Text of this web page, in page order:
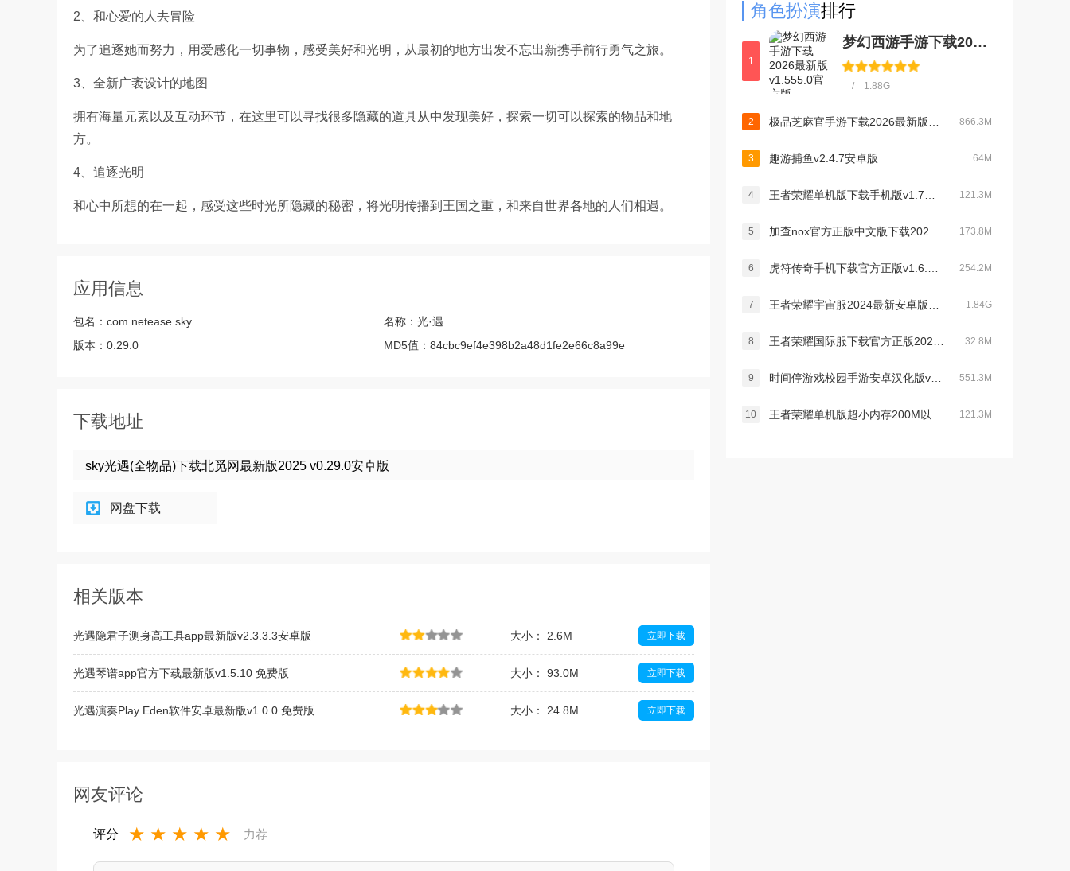
2、和心爱的人去冒险
为了追逐她而努力，用爱感化一切事物，感受美好和光明，从最初的地方出发不忘出新携手前行勇气之旅。
3、全新广袤设计的地图
拥有海量元素以及互动环节，在这里可以寻找很多隐藏的道具从中发现美好，探索一切可以探索的物品和地
方。
4、追逐光明
和心中所想的在一起，感受这些时光所隐藏的秘密，将光明传播到王国之重，和来自世界各地的人们相遇。
应用信息
包名： com.netease.sky 名称： 光·遇
版本： 0.29.0 MD5值： 84cbc9ef4e398b2a48d1fe2e66c8a99e
下载地址
sky光遇(全物品)下载北觅网最新版2025 v0.29.0安卓版
网盘下载
相关版本
光遇隐君子测身高工具app最新版v2.3.3.3安卓版 大小： 2.6M 立即下载
光遇琴谱app官方下载最新版v1.5.10 免费版 大小： 93.0M 立即下载
光遇演奏Play Eden软件安卓最新版v1.0.0 免费版 大小： 24.8M 立即下载
网友评论
评分 ★ ★ ★ ★ ★ 力荐
角色扮演排行
1
梦幻西游手游下载2026最新版v1.555.0官方版
/ 1.88G
2 866.3M
3 趣游捕鱼v2.4.7安卓版 64M
4 121.3M
5 173.8M
6 254.2M
7 1.84G
8 32.8M
9 551.3M
10 121.3M